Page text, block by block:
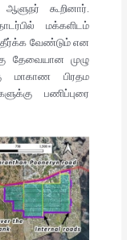
கூறினார்.
மக்களிடம்
தீர்க்க வேண்டும் என
தேவையான முழு
மாகாண பிரதம
பணிப்புரை